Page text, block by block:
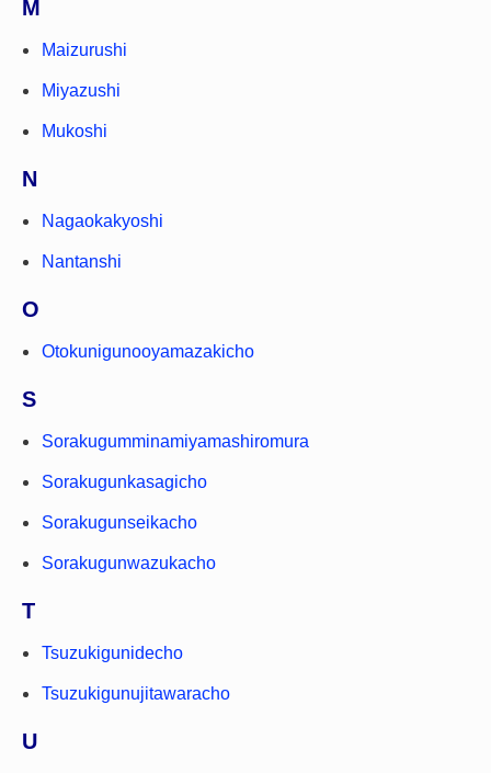
M
Maizurushi
Miyazushi
Mukoshi
N
Nagaokakyoshi
Nantanshi
O
Otokunigunooyamazakicho
S
Sorakugumminamiyamashiromura
Sorakugunkasagicho
Sorakugunseikacho
Sorakugunwazukacho
T
Tsuzukigunidecho
Tsuzukigunujitawaracho
U